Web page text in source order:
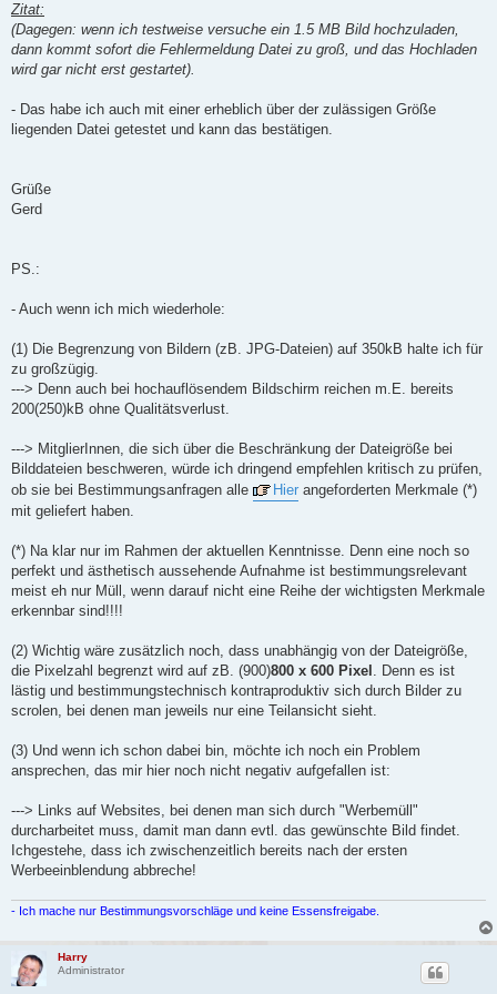
Zitat:
(Dagegen: wenn ich testweise versuche ein 1.5 MB Bild hochzuladen,
dann kommt sofort die Fehlermeldung Datei zu groß, und das Hochladen
wird gar nicht erst gestartet).
- Das habe ich auch mit einer erheblich über der zulässigen Größe
liegenden Datei getestet und kann das bestätigen.
Grüße
Gerd
PS.:
- Auch wenn ich mich wiederhole:
(1) Die Begrenzung von Bildern (zB. JPG-Dateien) auf 350kB halte ich für
zu großzügig.
---> Denn auch bei hochauflösendem Bildschirm reichen m.E. bereits
200(250)kB ohne Qualitätsverlust.
---> MitglierInnen, die sich über die Beschränkung der Dateigröße bei
Bilddateien beschweren, würde ich dringend empfehlen kritisch zu prüfen,
ob sie bei Bestimmungsanfragen alle
Hier angeforderten Merkmale (*)
mit geliefert haben.
(*) Na klar nur im Rahmen der aktuellen Kenntnisse. Denn eine noch so
perfekt und ästhetisch aussehende Aufnahme ist bestimmungsrelevant
meist eh nur Müll, wenn darauf nicht eine Reihe der wichtigsten Merkmale
erkennbar sind!!!!
(2) Wichtig wäre zusätzlich noch, dass unabhängig von der Dateigröße,
die Pixelzahl begrenzt wird auf zB. (900)800 x 600 Pixel
. Denn es ist
lästig und bestimmungstechnisch kontraproduktiv sich durch Bilder zu
scrolen, bei denen man jeweils nur eine Teilansicht sieht.
(3) Und wenn ich schon dabei bin, möchte ich noch ein Problem
ansprechen, das mir hier noch nicht negativ aufgefallen ist:
---> Links auf Websites, bei denen man sich durch "Werbemüll"
durcharbeitet muss, damit man dann evtl. das gewünschte Bild findet.
Ichgestehe, dass ich zwischenzeitlich bereits nach der ersten
Werbeeinblendung abbreche!
- Ich mache nur Bestimmungsvorschläge und keine Essensfreigabe.
Harry
Administrator